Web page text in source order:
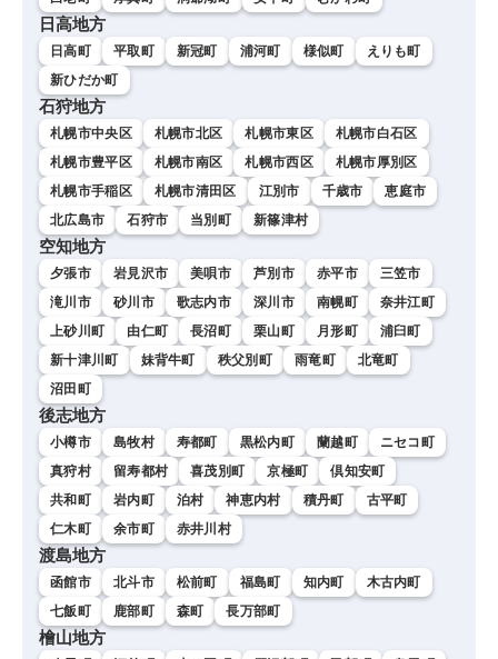
日高地方
日高町 平取町 新冠町 浦河町 様似町
えりも町
新ひだか町
石狩地方
札幌市中央区 札幌市北区 札幌市東区
札幌市白石区
札幌市豊平区
札幌市南区 札幌市西区
札幌市厚別区
札幌市手稲区
札幌市清田区 江別市 千歳市
恵庭市
北広島市
石狩市 当別町 新篠津村
空知地方
夕張市 岩見沢市 美唄市 芦別市 赤平市
三笠市
滝川市
砂川市 歌志内市 深川市 南幌町
奈井江町
上砂川町
由仁町 長沼町 栗山町 月形町
浦臼町
新十津川町
妹背牛町 秩父別町 雨竜町
北竜町
沼田町
後志地方
小樽市 島牧村 寿都町 黒松内町 蘭越町
ニセコ町
真狩村
留寿都村 喜茂別町 京極町
倶知安町
共和町
岩内町 泊村 神恵内村 積丹町
古平町
仁木町
余市町 赤井川村
渡島地方
函館市 北斗市 松前町 福島町 知内町
木古内町
七飯町
鹿部町 森町 長万部町
檜山地方